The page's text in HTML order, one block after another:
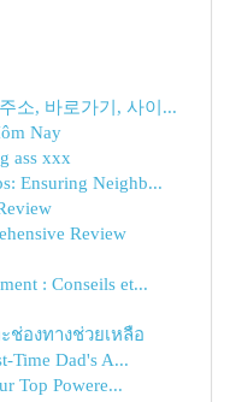
소, 바로가기, 사이...
Nay
ass xxx
Ensuring Neighb...
Review
: Conseils et...
ช่องทางช่วยเหลือ
Time Dad's A...
Top Powere...